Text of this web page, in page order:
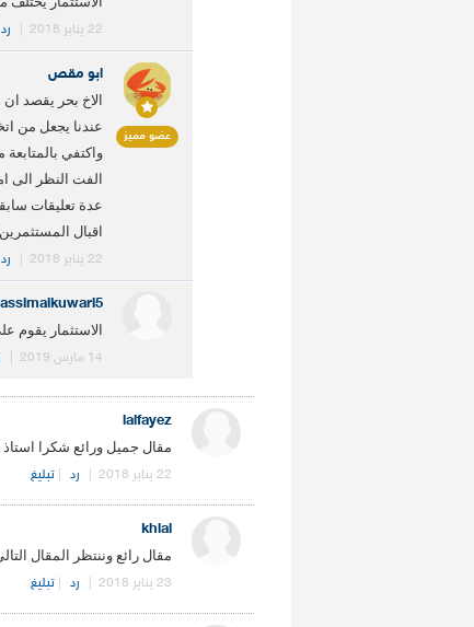
22 يناير 2018 رد
عضو مميز
ابو مقص
الاخ بحر يقصد ان
عندنا يجعل من
واكتفي
الفت النظر الى
عدة تعليقات
اقبال
22 يناير 2018 رد
الاستثمار يقوم
14 مارس 2019
ialfayez
مقال جميل ورائع شكرا استاذ
22 يناير 2018 رد تبليغ
khial
مقال رائع وننتظر المقال
23 يناير 2018 رد تبليغ